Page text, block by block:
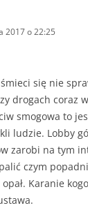
2017 o 22:25
się nie
drogach coraz
smogowa to
ludzie. Lobby
zarobi na tym
czym
Karanie